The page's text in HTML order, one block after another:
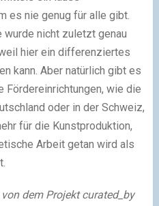
es nie genug für alle gibt.
wurde nicht zuletzt genau
hier ein differenziertes
kann. Aber natürlich gibt es
Fördereinrichtungen, wie die
oder in der Schweiz,
für die Kunstproduktion,
Arbeit getan wird als
dem Projekt curated_by